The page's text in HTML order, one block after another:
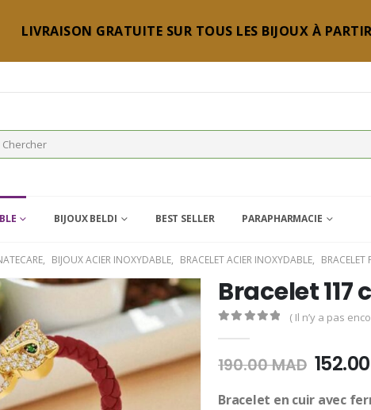
LIVRAISON GRATUITE SUR TOUS LES BIJOUX À
BIJOUX BELDI BEST SELLER PARAPHARMACIE
, BIJOUX ACIER INOXYDABLE, BRACELET ACIER INOXYDABLE, BRACELET
Bracelet
( Il n’y a pas
190.00MAD Le
initial
152.00
Bracelet en cuir avec